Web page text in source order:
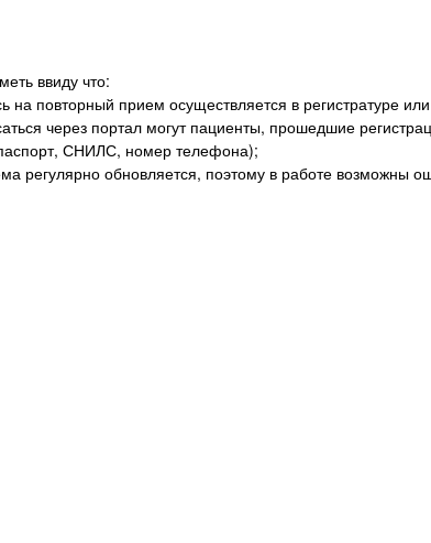
ввиду что:
на повторный прием осуществляется в регистратуре
через портал могут пациенты, прошедшие
СНИЛС, номер телефона);
регулярно обновляется, поэтому в работе возможны